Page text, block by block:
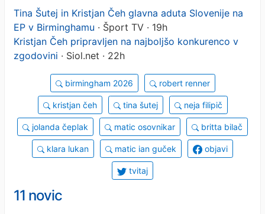
Tina Šutej in Kristjan Čeh glavna aduta Slovenije na
EP v Birminghamu · Šport TV · 19h
Kristjan Čeh pripravljen na najboljšo konkurenco v
zgodovini · Siol.net · 22h
birmingham 2026 robert renner
kristjan čeh tina šutej neja filipič
jolanda čeplak matic osovnikar britta bilač
klara lukan matic ian guček objavi
tvitaj
11 novic